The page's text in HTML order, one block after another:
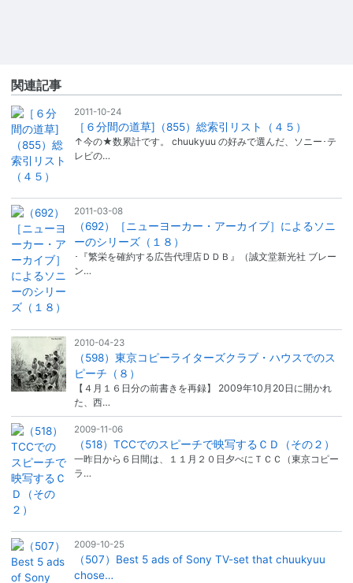
関連記事
2011-10-24
［６分間の道草]（855）総索引リスト（４５）
↑今の★数累計です。 chuukyuu の好みで選んだ、ソニー･テ
レビの…
2011-03-08
（692）［ニューヨーカー・アーカイブ］によるソニ
ーのシリーズ（１８）
･『繁栄を確約する広告代理店ＤＤＢ』（誠文堂新光社 ブレー
ン…
2010-04-23
（598）東京コピーライターズクラブ・ハウスでのス
ピーチ（８）
【４月１６日分の前書きを再録】 2009年10月20日に開かれ
た、西…
2009-11-06
（518）TCCでのスピーチで映写するＣＤ（その２）
一昨日から６日間は、１１月２０日夕べにＴＣＣ（東京コピー
ラ…
2009-10-25
（507）Best 5 ads of Sony TV-set that chuukyuu
chose…